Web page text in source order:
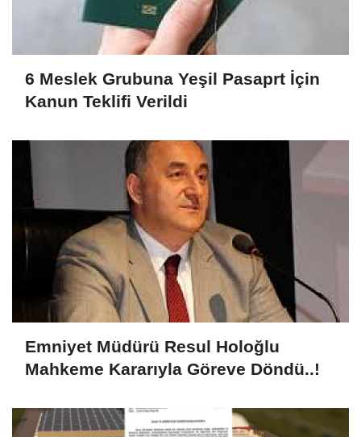
6 Meslek Grubuna Yeşil Pasaprt İçin
Kanun Teklifi Verildi
Emniyet Müdürü Resul Holoğlu
Mahkeme Kararıyla Göreve Döndü..!